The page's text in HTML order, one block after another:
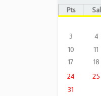
Pts Sal
3
4
10
11
17
18
24
25
31